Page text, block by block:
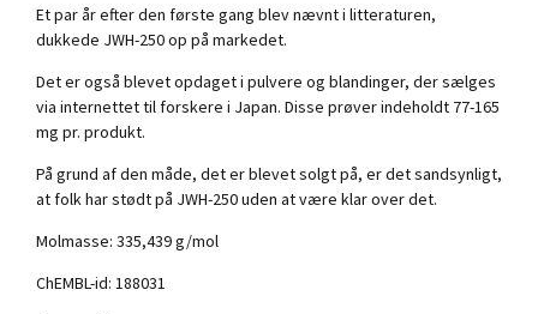
Et par år efter den første gang blev nævnt i litteraturen,
dukkede JWH-250 op på markedet.
Det er også blevet opdaget i pulvere og blandinger, der sælges
via internettet til forskere i Japan. Disse prøver indeholdt 77-165
mg pr. produkt.
På grund af den måde, det er blevet solgt på, er det sandsynligt,
at folk har stødt på JWH-250 uden at være klar over det.
Molmasse: 335,439 g/mol
ChEMBL-id: 188031